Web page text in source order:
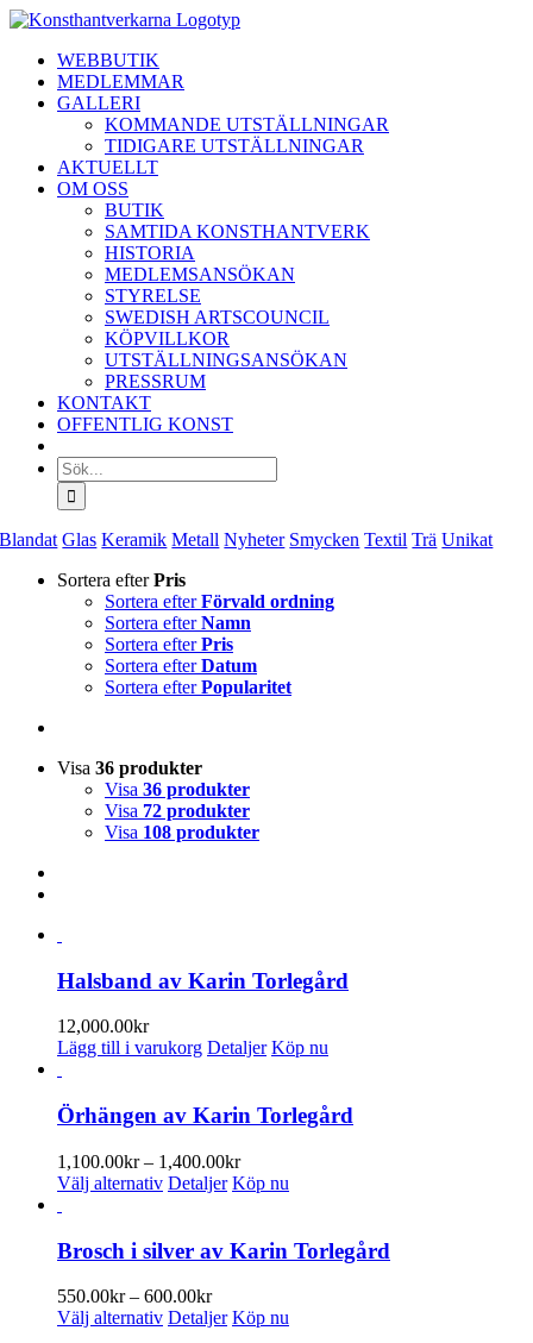
Fortsätt
innehålletWEBBUTIK
MEDLEMMAR
GALLERI
KOMMANDE UTSTÄLLNINGAR
TIDIGARE UTSTÄLLNINGAR
AKTUELLT
OM OSS
BUTIK
SAMTIDA KONSTHANTVERK
HISTORIA
MEDLEMSANSÖKAN
STYRELSE
SWEDISH ARTSCOUNCIL
KÖPVILLKOR
UTSTÄLLNINGSANSÖKAN
PRESSRUM
KONTAKT
OFFENTLIG KONST
Sök
efter:
Blandat Glas Keramik Metall Nyheter Smycken Textil Trä Unikat
Sortera efterPris
Sortera efterFörvald ordning
Sortera efterNamn
Sortera efterPris
Sortera efterDatum
Sortera efterPopularitet
Visa 36 produkter
Visa 36 produkter
Visa 72 produkter
Visa 108 produkter
Halsband av Karin Torlegård
12,000.00kr
Lägg till i varukorg Detaljer Köp nu
Örhängen av Karin Torlegård
1,100.00kr – 1,400.00krPrisintervall:
1,100.00kr
Välj alternativ Den
har
flera
varianter.
De
olika
Detaljer Köp nu
Brosch i silver av Karin Torlegård
550.00kr – 600.00krPrisintervall:
550.00kr
Välj alternativ Den
Detaljer Köp nu